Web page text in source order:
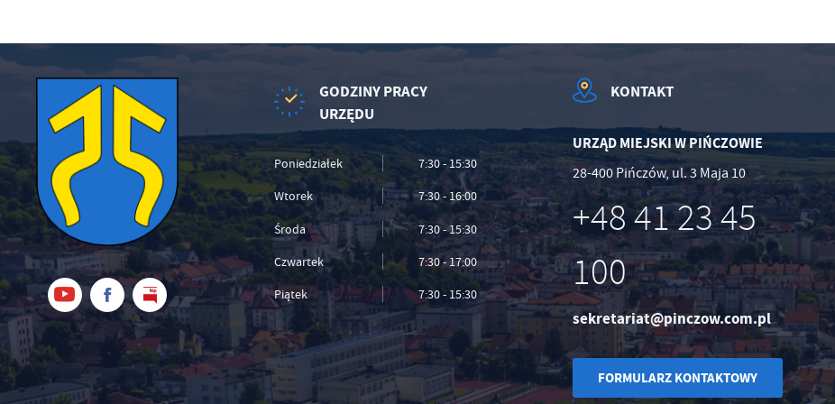
GODZINY PRACY
URZĘDU
Poniedziałek 7:30 - 15:30
Wtorek 7:30 - 16:00
Środa 7:30 - 15:30
Czwartek 7:30 - 17:00
Piątek 7:30 - 15:30
KONTAKT
URZĄD MIEJSKI W PIŃCZOWIE
28-400 Pińczów, ul. 3 Maja 10
+48 41 23 45
100
sekretariat@pinczow.com.pl
FORMULARZ KONTAKTOWY